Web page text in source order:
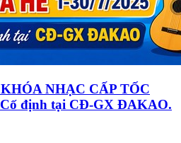
NHẠC CẤP TỐC
định tại CĐ-GX ĐAKAO.